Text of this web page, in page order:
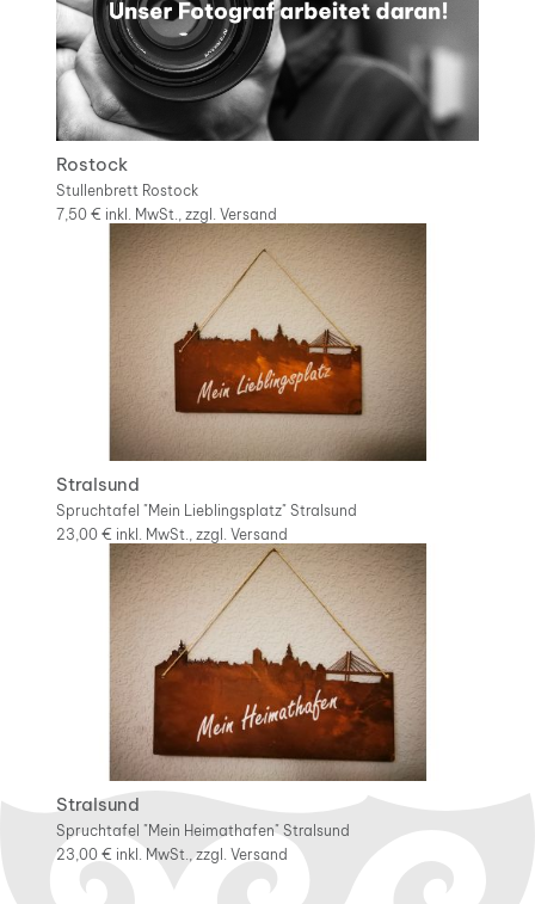
Rostock
Stullenbrett Rostock
7,50 € inkl. MwSt., zzgl. Versand
Stralsund
Spruchtafel "Mein Lieblingsplatz" Stralsund
23,00 € inkl. MwSt., zzgl. Versand
Stralsund
Spruchtafel "Mein Heimathafen" Stralsund
23,00 € inkl. MwSt., zzgl. Versand